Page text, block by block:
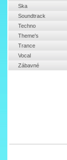
Ska
Soundtrack
Techno
Theme's
Trance
Vocal
Zábavné